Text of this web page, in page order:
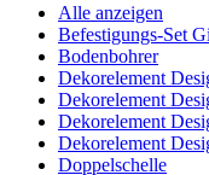
Alle anzeigen
Befestigungs-Set
Bodenbohrer
Dekorelement
Dekorelement
Dekorelement
Dekorelement
Doppelschelle